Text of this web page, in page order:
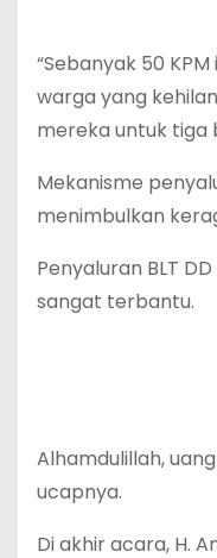
“Sebanyak 50
warga yang
mereka untuk tiga
Mekanisme
menimbulkan
Penyaluran BLT
sangat terbantu.
Alhamdulillah,
ucapnya.
Di akhir acara, H.